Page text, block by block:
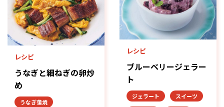
レシピ
うなぎと細ねぎの卵炒
め
うなぎ蒲焼
レシピ
ブルーベリージェラー
ト
ジェラート
スイーツ